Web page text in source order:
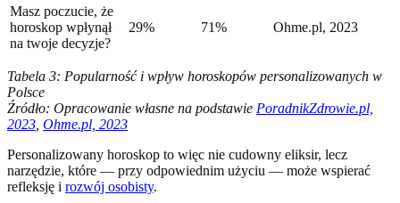
Masz poczucie, że
horoskop wpłynął
na twoje decyzje?
29% 71% Ohme.pl, 2023
Tabela 3: Popularność i wpływ horoskopów personalizowanych w
Polsce
Źródło: Opracowanie własne na podstawie PoradnikZdrowie.pl,
2023 Ohme.pl, 2023
Personalizowany horoskop to więc nie cudowny eliksir, lecz
narzędzie, które — przy odpowiednim użyciu — może wspierać
refleksję i rozwój osobisty.